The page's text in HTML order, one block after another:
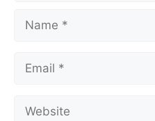
Name
Email
Website